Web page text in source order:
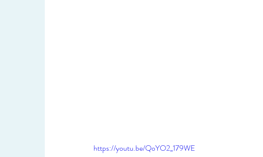
https://youtu.be/QoYO2_179WE